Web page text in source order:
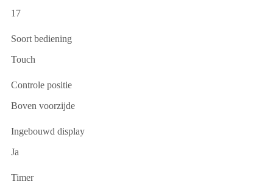
17
Soort bediening
Touch
Controle positie
Boven voorzijde
Ingebouwd display
Ja
Timer